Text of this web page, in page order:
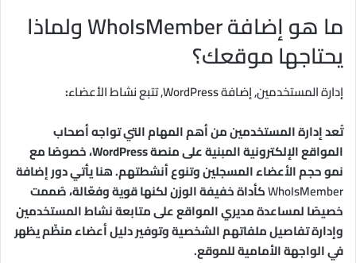
ما هو إضافة WhoIsMember ولماذا
يحتاجها موقعك؟
إدارة المستخدمين, إضافة WordPress, تتبع نشاط الأعضاء
:
تُعد إدارة المستخدمين من أهم المهام التي تواجه أصحاب
المواقع الإلكترونية المبنية على منصة WordPress، خصوصًا مع
نمو حجم الأعضاء المسجلين وتنوع أنشطتهم. هنا يأتي دور إضافة
WhoIsMemberكأداة خفيفة الوزن لكنها قوية وفعّالة، صُممت
خصيصًا لمساعدة مديري المواقع على متابعة نشاط المستخدمين
وإدارة تفاصيل ملفاتهم الشخصية وتوفير دليل أعضاء منظّم يظهر
في الواجهة الأمامية للموقع.